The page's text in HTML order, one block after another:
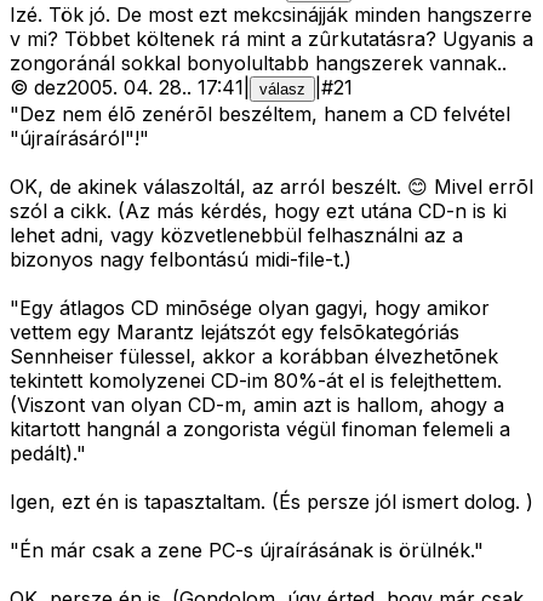
Izé. Tök jó. De most ezt mekcsinájják minden hangszerre
v mi? Többet költenek rá mint a zûrkutatásra? Ugyanis a
zongoránál sokkal bonyolultabb hangszerek vannak..
© dez2005. 04. 28.. 17:41 válasz #21
"Dez nem élõ zenérõl beszéltem, hanem a CD felvétel
"újraírásáról"!"
OK, de akinek válaszoltál, az arról beszélt. 😊 Mivel errõl
szól a cikk. (Az más kérdés, hogy ezt utána CD-n is ki
lehet adni, vagy közvetlenebbül felhasználni az a
bizonyos nagy felbontású midi-file-t.)
"Egy átlagos CD minõsége olyan gagyi, hogy amikor
vettem egy Marantz lejátszót egy felsõkategóriás
Sennheiser fülessel, akkor a korábban élvezhetõnek
tekintett komolyzenei CD-im 80%-át el is felejthettem.
(Viszont van olyan CD-m, amin azt is hallom, ahogy a
kitartott hangnál a zongorista végül finoman felemeli a
pedált)."
Igen, ezt én is tapasztaltam. (És persze jól ismert dolog. )
"Én már csak a zene PC-s újraírásának is örülnék."